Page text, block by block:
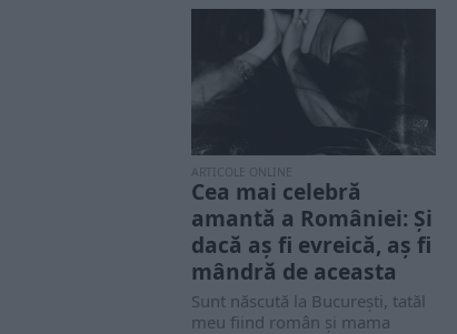
ARTICOLE ONLINE
Cea mai celebră
amantă a României: Și
dacă aș fi evreică, aș fi
mândră de aceasta
Sunt născută la București, tatăl
meu fiind român și mama